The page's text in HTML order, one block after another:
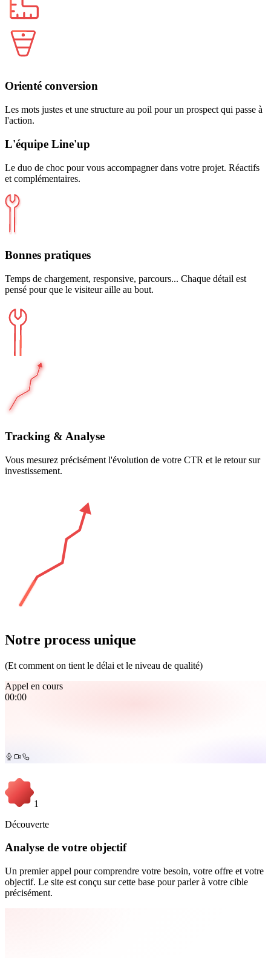
Orienté conversion
Les mots justes et une structure au poil pour un prospect qui passe à
l'action.
L'équipe Line'up
Le duo de choc pour vous accompagner dans votre projet. Réactifs
et complémentaires.
Bonnes pratiques
Temps de chargement, responsive, parcours... Chaque détail est
pensé pour que le visiteur aille au bout.
Tracking & Analyse
Vous mesurez précisément l'évolution de votre CTR et le retour sur
investissement.
Notre process unique
(Et comment on tient le délai et le niveau de qualité)
Appel en cours
00:00
1
Découverte
Analyse de votre objectif
Un premier appel pour comprendre votre besoin, votre offre et votre
objectif. Le site est conçu sur cette base pour parler à votre cible
précisément.